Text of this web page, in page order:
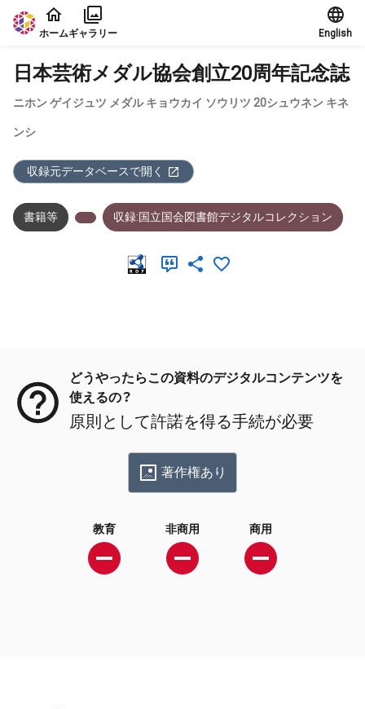
本文に飛ぶ
ホームギャラリー English
日本芸術メダル協会創立20周年記念誌
ニホン ゲイジュツ メダル キョウカイ ソウリツ 20シュウネン キネ
ンシ
収録元データベースで開く
書籍等 収録:国立国会図書館デジタルコレクション
どうやったらこの資料のデジタルコンテンツを
使えるの？
原則として許諾を得る手続が必要
著作権あり
教育 非商用 商用